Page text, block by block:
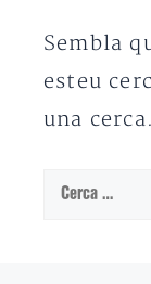
Sembla
esteu
una cerca.
Cerca: